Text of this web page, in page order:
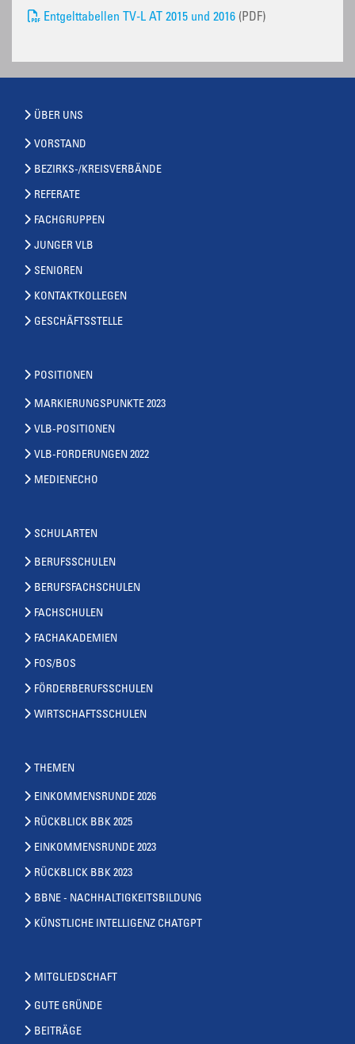
Entgelttabellen TV-L AT 2015 und 2016 (PDF)
ÜBER UNS
VORSTAND
BEZIRKS-/KREISVERBÄNDE
REFERATE
FACHGRUPPEN
JUNGER VLB
SENIOREN
KONTAKTKOLLEGEN
GESCHÄFTSSTELLE
POSITIONEN
MARKIERUNGSPUNKTE 2023
VLB-POSITIONEN
VLB-FORDERUNGEN 2022
MEDIENECHO
SCHULARTEN
BERUFSSCHULEN
BERUFSFACHSCHULEN
FACHSCHULEN
FACHAKADEMIEN
FOS/BOS
FÖRDERBERUFSSCHULEN
WIRTSCHAFTSSCHULEN
THEMEN
EINKOMMENSRUNDE 2026
RÜCKBLICK BBK 2025
EINKOMMENSRUNDE 2023
RÜCKBLICK BBK 2023
BBNE - NACHHALTIGKEITSBILDUNG
KÜNSTLICHE INTELLIGENZ CHATGPT
MITGLIEDSCHAFT
GUTE GRÜNDE
BEITRÄGE